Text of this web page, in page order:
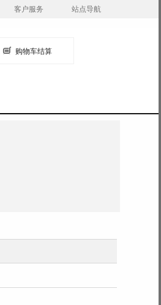
客户服务 站点导航
购物车结算